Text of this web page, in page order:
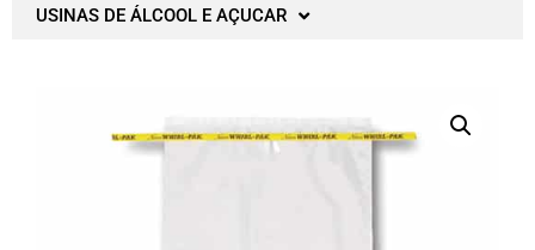
USINAS DE ÁLCOOL E AÇUCAR